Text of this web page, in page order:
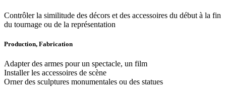
Contrôler la similitude des décors et des accessoires du début à la fin
du tournage ou de la représentation
Production, Fabrication
Adapter des armes pour un spectacle, un film
Installer les accessoires de scène
Orner des sculptures monumentales ou des statues